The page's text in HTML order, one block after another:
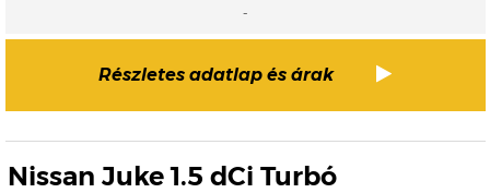
-
Részletes adatlap és árak
Nissan Juke 1.5 dCi Turbó